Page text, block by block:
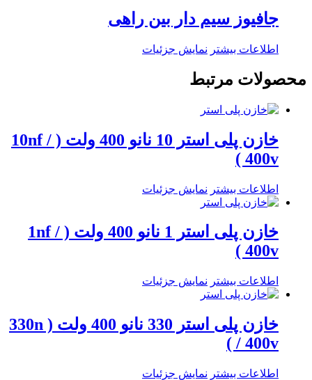
جافیوز سیم دار بین راهی
اطلاعات بیشتر نمایش جزئیات
محصولات مرتبط
خازن پلی استر 10 نانو 400 ولت ( 10nf /
400v )
اطلاعات بیشتر نمایش جزئیات
خازن پلی استر 1 نانو 400 ولت ( 1nf /
400v )
اطلاعات بیشتر نمایش جزئیات
خازن پلی استر 330 نانو 400 ولت ( 330n
/ 400v )
اطلاعات بیشتر نمایش جزئیات